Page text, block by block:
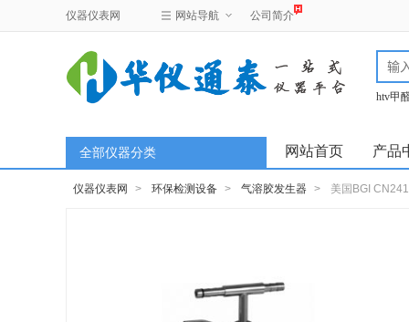
仪器仪表网 网站导航 公司简介
htv甲
网站首页 产品
全部仪器分类
仪器仪表网 > 环保检测设备 > 气溶胶发生器 > 美国BGI